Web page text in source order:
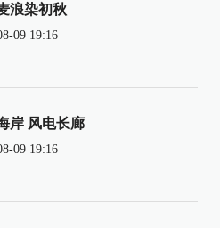
浪染初秋
09 19:16
岸 风电长廊
09 19:16